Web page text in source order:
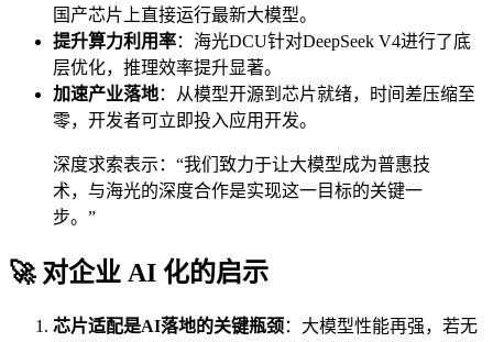
国产芯片上直接运行最新大模型。
提升算力利用率：海光DCU针对DeepSeek V4进行了底
层优化，推理效率提升显著。
加速产业落地：从模型开源到芯片就绪，时间差压缩至
零，开发者可立即投入应用开发。
深度求索表示：“我们致力于让大模型成为普惠技
术，与海光的深度合作是实现这一目标的关键一
步。”
🚀 对企业 AI 化的启示
芯片适配是AI落地的关键瓶颈：大模型性能再强，若无